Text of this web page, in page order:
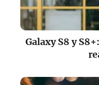
Galaxy S8 y